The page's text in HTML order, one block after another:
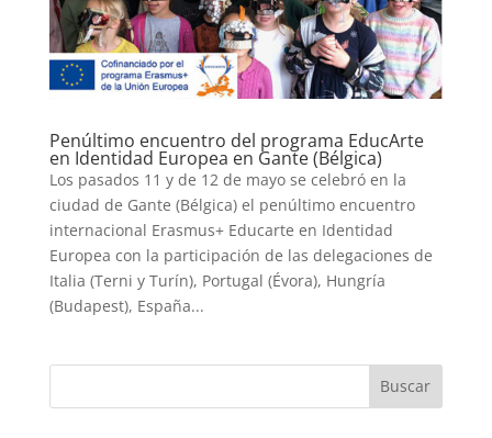
Penúltimo encuentro del programa EducArte
en Identidad Europea en Gante (Bélgica)
Los pasados 11 y de 12 de mayo se celebró en la
ciudad de Gante (Bélgica) el penúltimo encuentro
internacional Erasmus+ Educarte en Identidad
Europea con la participación de las delegaciones de
Italia (Terni y Turín), Portugal (Évora), Hungría
(Budapest), España...